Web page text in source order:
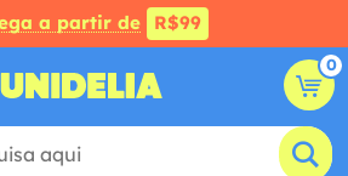
a partir de R$99
0